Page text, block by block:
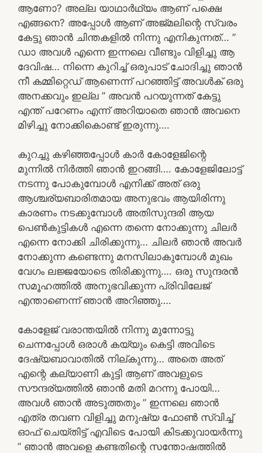
ആണോ? അല്ല യാഥാർഥ്യം ആണ് പക്ഷെ
എങ്ങനെ? അപ്പോൾ ആണ് അജ്മലിന്റെ സ്വരം
കേട്ടു ഞാൻ ചിന്തകളിൽ നിന്നു എനികുന്നത്… ”
ഡാ അവൾ എന്നെ ഇന്നലെ വീണ്ടും വിളിച്ചു ആ
ദേവിഷ… നിന്നെ കുറിച്ച് ഒരുപാട് ചോദിച്ചു ഞാൻ
നീ കമ്മിറ്റെഡ് ആണെന്ന് പറഞ്ഞിട്ട് അവൾക് ഒരു
അനക്കവും ഇല്ല ” അവൻ പറയുന്നത് കേട്ടു
എന്ത് പറേണം എന്ന് അറിയാതെ ഞാൻ അവനെ
മിഴിച്ചു നോക്കികൊണ്ട് ഇരുന്നു….
കുറച്ചു കഴിഞ്ഞപ്പോൾ കാർ കോളേജിന്റെ
മുന്നിൽ നിർത്തി ഞാൻ ഇറങ്ങി…. കോളേജിലോട്ട്
നടന്നു പോകുമ്പോൾ എനിക്ക് അത് ഒരു
ആശ്ചര്യബാരിതമായ അനുഭവം ആയിരിന്നു
കാരണം നടക്കുമ്പോൾ അതിസുന്ദരി ആയ
പെൺകുട്ടികൾ എന്നെ തന്നെ നോക്കുന്നു ചിലർ
എന്നെ നോക്കി ചിരിക്കുന്നു… ചിലർ ഞാൻ അവർ
നോക്കുന്ന കണ്ടെന്നു മനസിലാകുമ്പോൾ മുഖം
വേഗം ലജ്ജയോടെ തിരിക്കുന്നു…. ഒരു സുന്ദരൻ
സമൂഹത്തിൽ അനുഭവിക്കുന്ന പ്രിവിലേജ്
എന്താണെന്ന് ഞാൻ അറിഞ്ഞു….
കോളേജ് വരാന്തയിൽ നിന്നു മുന്നോട്ടു
ചെന്നപ്പോൾ ഒരാൾ കയ്യും കെട്ടി അവിടെ
ദേഷ്യബാവാതിൽ നില്കുന്നു… അതെ അത്
എന്റെ കല്യാണി കുട്ടി ആണ് അവളുടെ
സൗന്ദര്യത്തിൽ ഞാൻ മതി മറന്നു പോയി…
അവൾ ഞാൻ അടുത്തതും ” ഇന്നലെ ഞാൻ
എത്ര തവണ വിളിച്ചു മനുഷ്യ ഫോൺ സ്വിച്ച്
ഓഫ്‌ ചെയ്തിട്ട് എവിടെ പോയി കിടക്കുവായർന്നു
” ഞാൻ അവളെ കണ്ടതിന്റെ സന്തോഷത്തിൽ